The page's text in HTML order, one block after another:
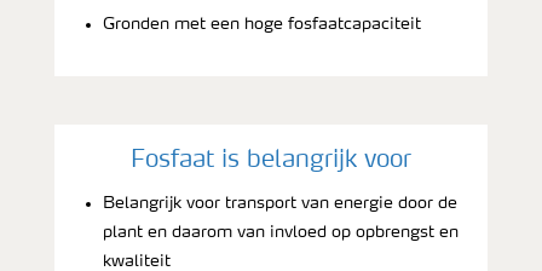
Gronden met een hoge fosfaatcapaciteit
Fosfaat is belangrijk voor
Belangrijk voor transport van energie door de
plant en daarom van invloed op opbrengst en
kwaliteit